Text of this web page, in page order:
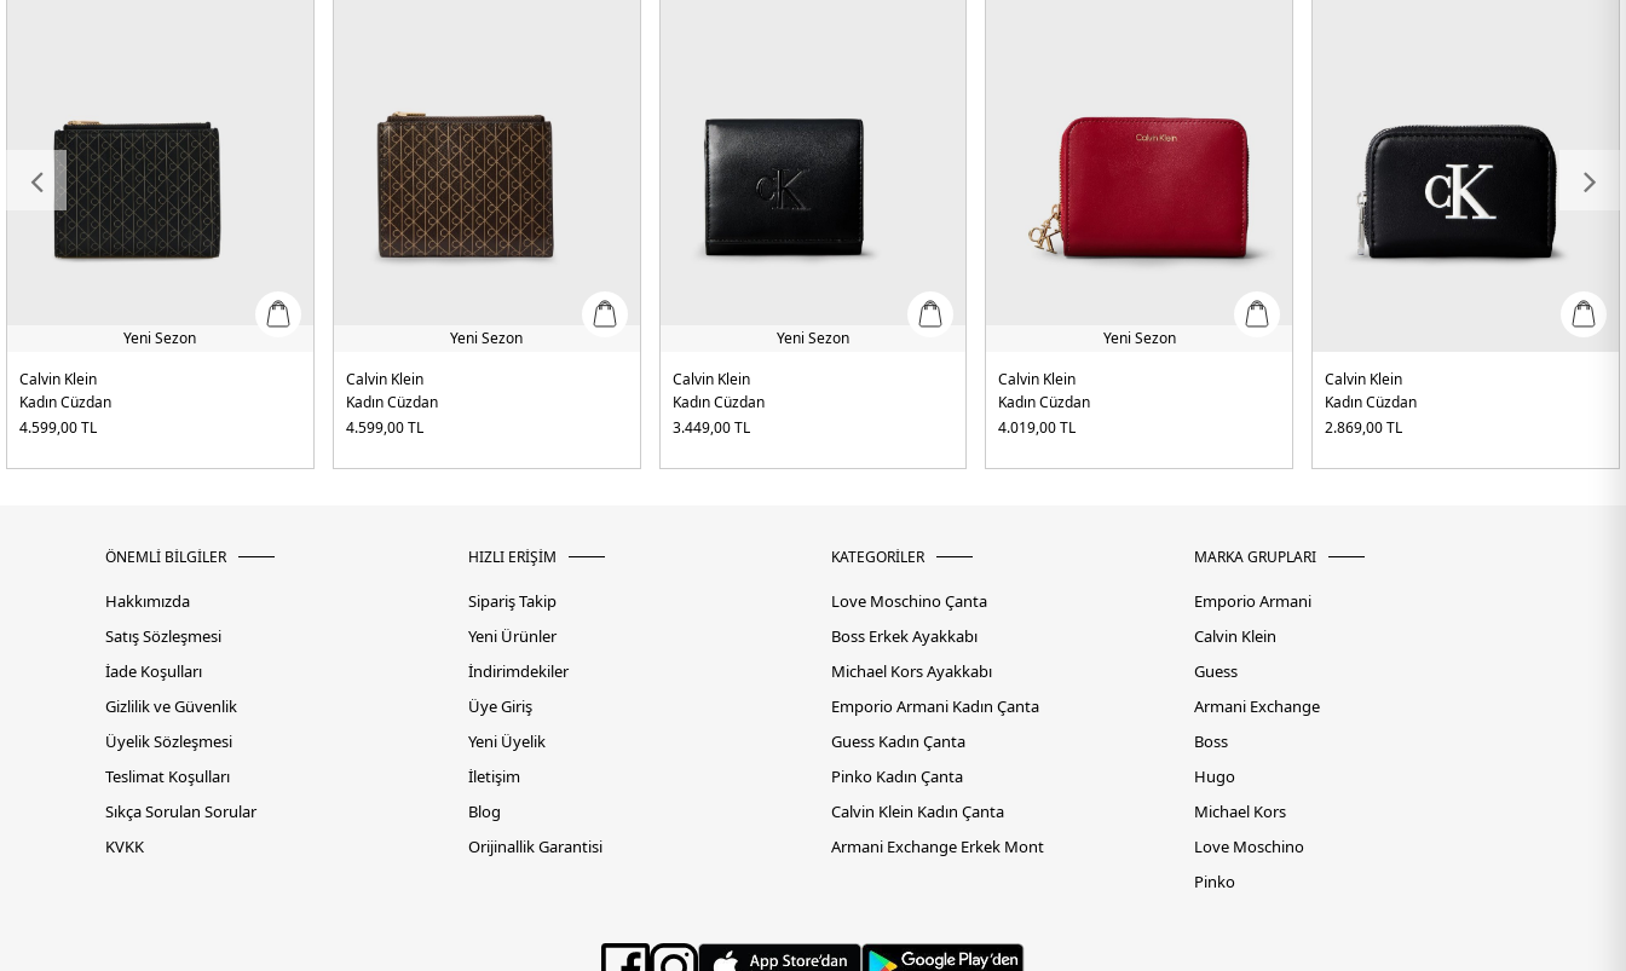
Yeni Sezon
Calvin Klein
Kadın Cüzdan
4.599,00TL
Yeni Sezon
Calvin Klein
Kadın Cüzdan
4.599,00TL
Yeni Sezon
Calvin Klein
Kadın Cüzdan
3.449,00TL
Yeni Sezon
Calvin Klein
Kadın Cüzdan
4.019,00TL
Calvin Klein
Kadın Cüzdan
2.869,00TL
ÖNEMLİ BİLGİLER
Hakkımızda
Satış Sözleşmesi
İade Koşulları
Gizlilik ve Güvenlik
Üyelik Sözleşmesi
Teslimat Koşulları
Sıkça Sorulan Sorular
KVKK
HIZLI ERİŞİM
Sipariş Takip
Yeni Ürünler
İndirimdekiler
Üye Giriş
Yeni Üyelik
İletişim
Blog
Orijinallik Garantisi
KATEGORİLER
Love Moschino Çanta
Boss Erkek Ayakkabı
Michael Kors Ayakkabı
Emporio Armani Kadın Çanta
Guess Kadın Çanta
Pinko Kadın Çanta
Calvin Klein Kadın Çanta
Armani Exchange Erkek Mont
MARKA GRUPLARI
Emporio Armani
Calvin Klein
Guess
Armani Exchange
Boss
Hugo
Michael Kors
Love Moschino
Pinko